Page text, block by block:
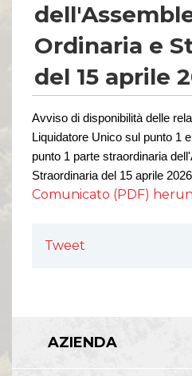
Ordinaria e
del 15 aprile
Avviso di disponibilità delle
Liquidatore Unico sul punto 1
punto 1 parte straordinaria
Straordinaria del 15 aprile 2026
Comunicato (PDF)
Tweet
AZIENDA